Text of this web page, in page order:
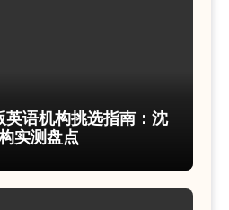
语机构挑选指南：沈
实测盘点